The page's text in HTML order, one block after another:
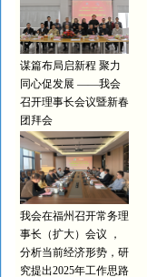
谋篇布局启新程 聚力
同心促发展 ——我会
召开理事长会议暨新春
团拜会
我会在福州召开常务理
事长（扩大）会议 ，
分析当前经济形势，研
究提出2025年工作思路